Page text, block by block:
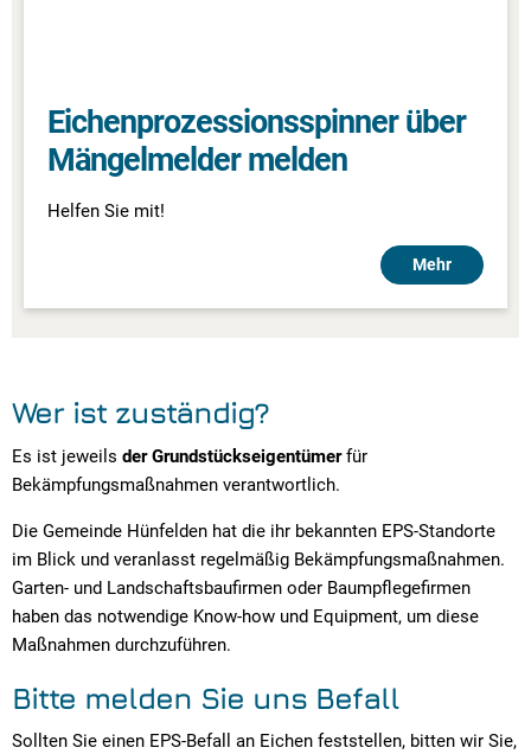
Eichenprozessionsspinner über
Mängelmelder melden
Helfen Sie mit!
Mehr
Wer ist zuständig?
Es ist jeweils der Grundstückseigentümerfür
Bekämpfungsmaßnahmen verantwortlich.
Die Gemeinde Hünfelden hat die ihr bekannten EPS-Standorte
im Blick und veranlasst regelmäßig Bekämpfungsmaßnahmen.
Garten- und Landschaftsbaufirmen oder Baumpflegefirmen
haben das notwendige Know-how und Equipment, um diese
Maßnahmen durchzuführen.
Bitte melden Sie uns Befall
Sollten Sie einen EPS-Befall an Eichen feststellen, bitten wir Sie,